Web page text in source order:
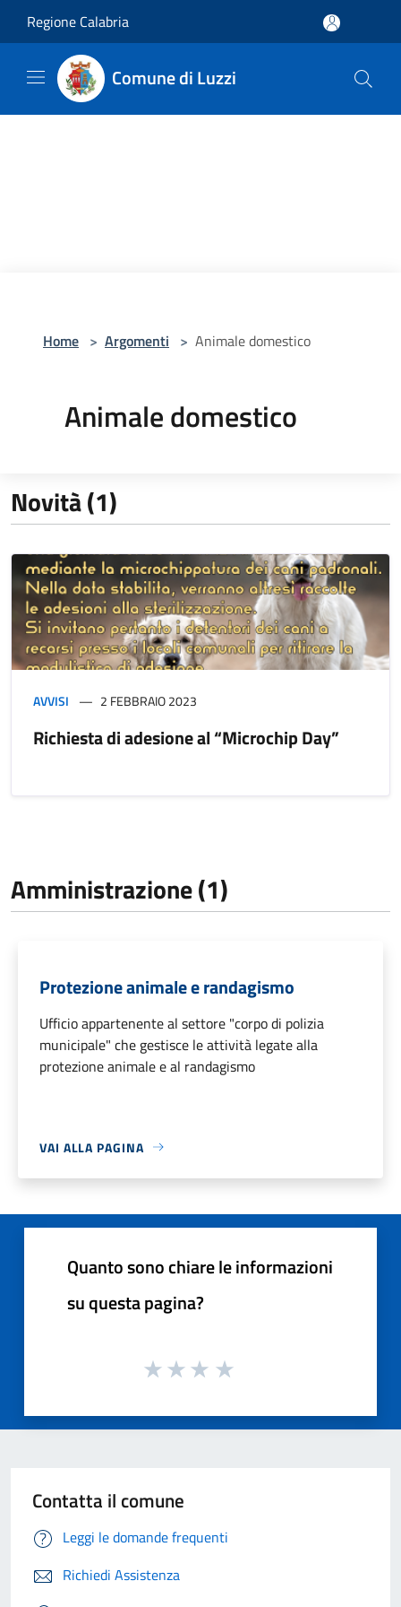
Regione Calabria
Comune di Luzzi
Home > Argomenti > Animale domestico
Animale domestico
Novità (1)
AVVISI 2 FEBBRAIO 2023
Richiesta di adesione al “Microchip Day”
Amministrazione (1)
Protezione animale e randagismo
Ufficio appartenente al settore "corpo di polizia
municipale" che gestisce le attività legate alla
protezione animale e al randagismo
VAI ALLA PAGINA
Quanto sono chiare le informazioni
su questa pagina?
Contatta il comune
Leggi le domande frequenti
Richiedi Assistenza